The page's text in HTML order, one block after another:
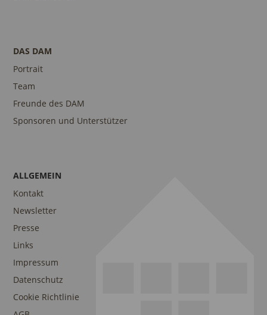
DAS DAM
Portrait
Team
Freunde des DAM
Sponsoren und Unterstützer
ALLGEMEIN
Kontakt
Newsletter
Presse
Links
Impressum
Datenschutz
Cookie Richtlinie